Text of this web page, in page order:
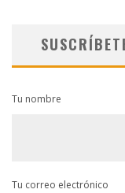
Tu nombre
Tu correo electrónico